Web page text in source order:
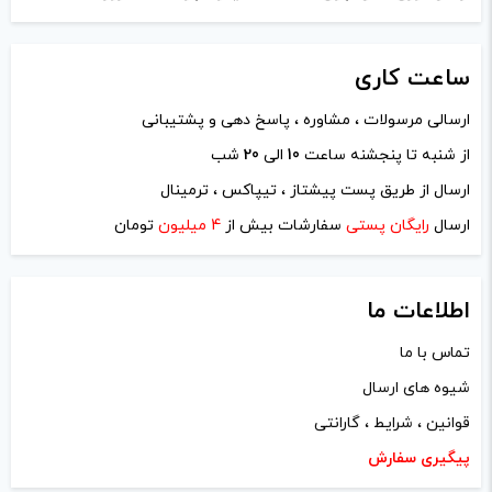
سیگاری نیستم ولی بعی اوقاعات خیلی کم
اگر جسارت نیست .. این مدل که کویلشون با
کاتریج هست بهتر هت یا اون مدلهایی که
کولیش از کاتریجشون جدا میشه … کدوم
پیشنهاد میشه … میخوام فقط جویس بخوره
ساعت کاری
ارسالی مرسولات ، مشاوره ، پاسخ دهی و پشتیبانی
از شنبه تا پنجشنه ساعت 10 الی 20 شب
ارسال از طریق پست پیشتاز ، تیپاکس ، ترمینال
ارسال رایگان پستی سفارشات بیش از 4 میلیون تومان
اطلاعات ما
تماس با ما
شیوه های ارسال
قوانین ، شرایط ، گارانتی
پیگیری سفارش